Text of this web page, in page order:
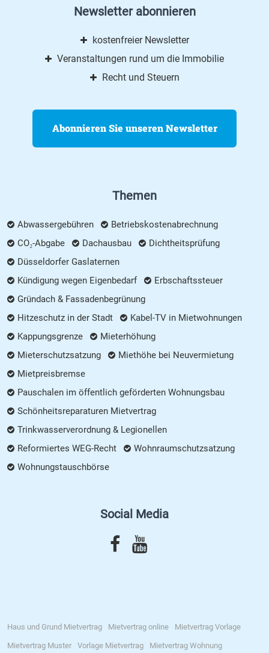
Newsletter abonnieren
kostenfreier Newsletter
Veranstaltungen rund um die Immobilie
Recht und Steuern
Abonnieren Sie unseren Newsletter
Themen
Abwassergebühren
Betriebskostenabrechnung
CO₂-Abgabe
Dachausbau
Dichtheitsprüfung
Düsseldorfer Gaslaternen
Kündigung wegen Eigenbedarf
Erbschaftssteuer
Gründach & Fassadenbegrünung
Hitzeschutz in der Stadt
Kabel-TV in Mietwohnungen
Kappungsgrenze
Mieterhöhung
Mieterschutzsatzung
Miethöhe bei Neuvermietung
Mietpreisbremse
Pauschalen im öffentlich geförderten Wohnungsbau
Schönheitsreparaturen Mietvertrag
Trinkwasserverordnung & Legionellen
Reformiertes WEG-Recht
Wohnraumschutzsatzung
Wohnungstauschbörse
Social Media
Haus und Grund Mietvertrag Mietvertrag online Mietvertrag Vorlage
Mietvertrag Muster Vorlage Mietvertrag Mietvertrag Wohnung